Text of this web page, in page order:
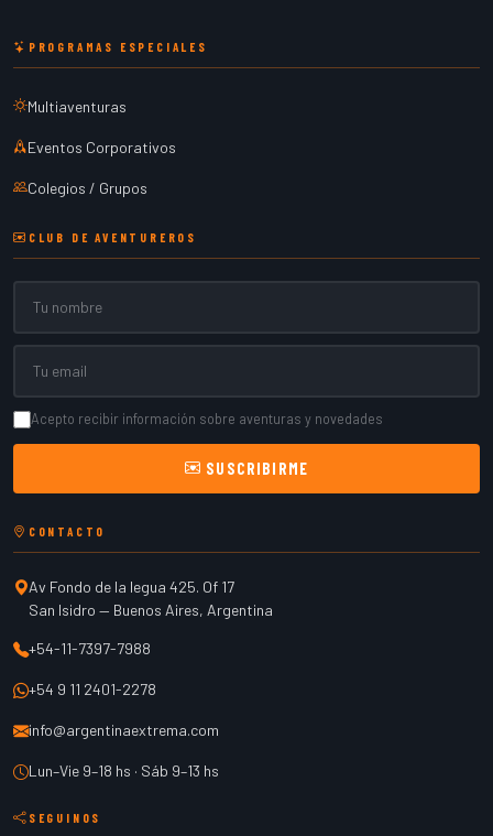
PROGRAMAS ESPECIALES
Multiaventuras
Eventos Corporativos
Colegios / Grupos
CLUB DE AVENTUREROS
Acepto recibir información sobre aventuras y novedades
SUSCRIBIRME
CONTACTO
Av Fondo de la legua 425. Of 17
San Isidro — Buenos Aires, Argentina
+54-11-7397-7988
+54 9 11 2401-2278
info@argentinaextrema.com
Lun–Vie 9–18 hs · Sáb 9–13 hs
SEGUINOS